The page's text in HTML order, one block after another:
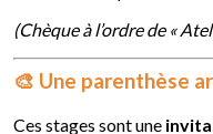
(Chèque à l’ordre de «
🎨 Une parenthèse
Ces stages sont une